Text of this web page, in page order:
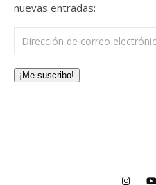
nuevas entradas:
Dirección de correo electrónico
¡Me suscribo!